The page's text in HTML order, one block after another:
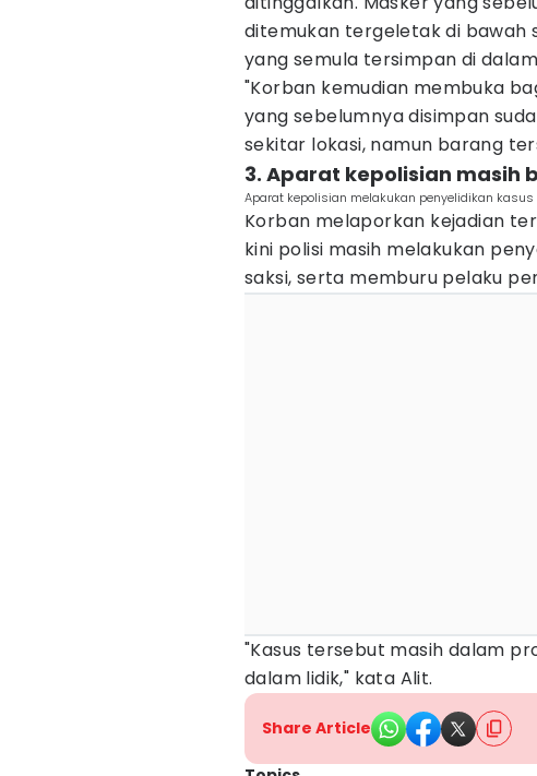
ditemukan tergeletak di bawah
yang semula tersimpan di
"Korban kemudian membuka
yang sebelumnya disimpan
sekitar lokasi, namun barang
3. Aparat kepolisian masih
Aparat kepolisian melakukan penyelidikan
Korban melaporkan kejadian
kini polisi masih melakukan
saksi, serta memburu pelaku
"Kasus tersebut masih dalam
dalam lidik," kata Alit.
Share Article